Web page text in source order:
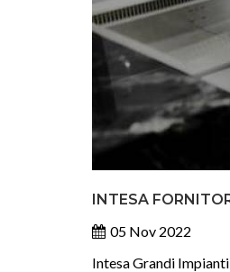
INTESA
05 Nov 2022
Intesa Grandi